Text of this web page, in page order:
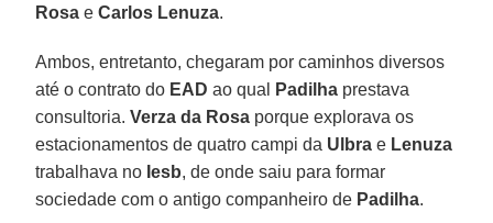
Rosa eCarlos Lenuza.
Ambos, entretanto, chegaram por caminhos diversos
até o contrato do EAD ao qual Padilha prestava
consultoria.Verza da Rosa porque explorava os
estacionamentos de quatro campi da Ulbra e Lenuza
trabalhava no Iesb, de onde saiu para formar
sociedade com o antigo companheiro de Padilha.